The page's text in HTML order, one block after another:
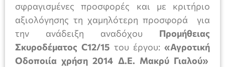
σφραγισμένες προσφορές και με κριτήριο
αξιολόγησης τη χαμηλότερη προσφορά για
την ανάδειξη αναδόχου Προμήθειας
Σκυροδέματος C12/15 του έργου: «Αγροτική
Οδοποιία χρήση 2014 Δ.Ε. Μακρύ Γιαλού»